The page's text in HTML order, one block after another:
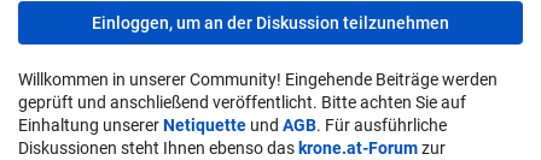
Einloggen, um an der Diskussion teilzunehmen
Willkommen in unserer Community! Eingehende Beiträge werden
geprüft und anschließend veröffentlicht. Bitte achten Sie auf
Einhaltung unsererNetiquette und AGB. Für ausführliche
Diskussionen steht Ihnen ebenso das krone.at-Forumzur